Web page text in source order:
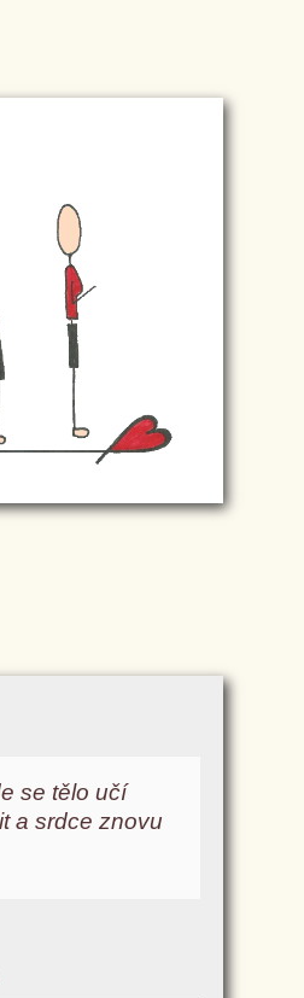
se tělo učí
a srdce znovu